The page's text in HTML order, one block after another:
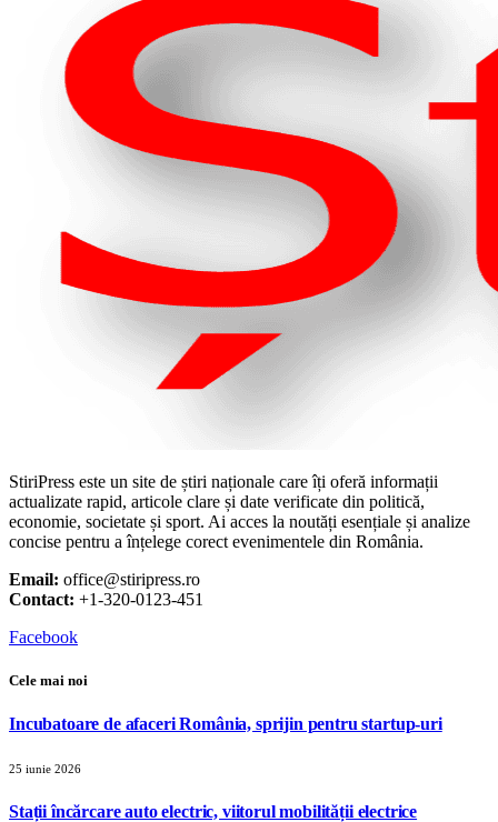
StiriPress este un site de știri naționale care îți oferă informații
actualizate rapid, articole clare și date verificate din politică,
economie, societate și sport. Ai acces la noutăți esențiale și analize
concise pentru a înțelege corect evenimentele din România.
Email: office@stiripress.ro
Contact: +1-320-0123-451
Facebook
Cele mai noi
Incubatoare de afaceri România, sprijin pentru startup-uri
25 iunie 2026
Stații încărcare auto electric, viitorul mobilității electrice